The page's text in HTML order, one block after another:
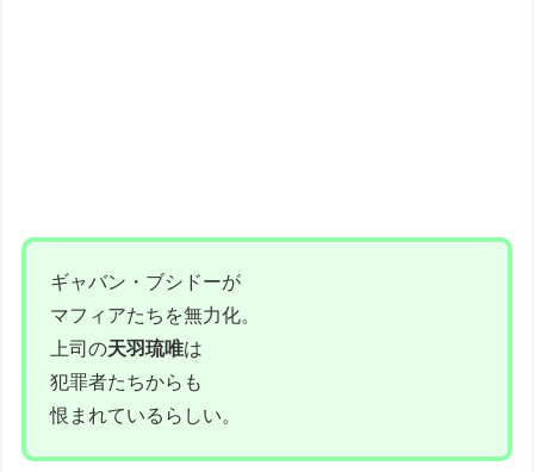
ギャバン・ブシドーが
マフィアたちを無力化。
上司の天羽琉唯は
犯罪者たちからも
恨まれているらしい。